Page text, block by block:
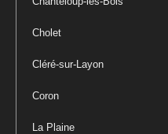
Cholet
Cléré-sur-Layon
Coron
La Plaine